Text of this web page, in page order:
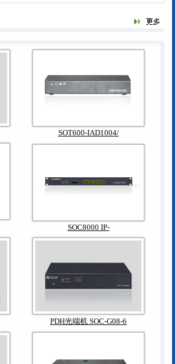
SOT600-IAD1004/
SOC8000 IP-
PDH光端机 SOC-G08-6